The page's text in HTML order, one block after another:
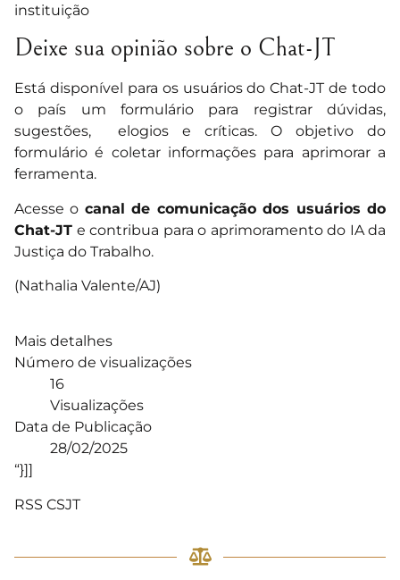
instituição
Deixe sua opinião sobre o Chat-JT
Está disponível para os usuários do Chat-JT de todo
o país um formulário para registrar dúvidas,
sugestões, elogios e críticas. O objetivo do
formulário é coletar informações para aprimorar a
ferramenta.
Acesse o canal de comunicação dos usuários do
Chat-JT e contribua para o aprimoramento do IA da
Justiça do Trabalho.
(Nathalia Valente/AJ)
Mais detalhes
Número de visualizações
16
Visualizações
Data de Publicação
28/02/2025
“}]]
RSS CSJT